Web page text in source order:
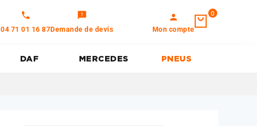
call
04 71 01 16 87
feedback
Demande de devis
person
Mon compte
0
DAF MERCEDES PNEUS